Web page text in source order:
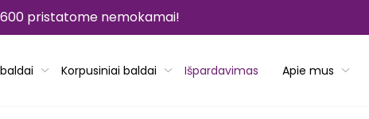
pristatome nemokamai!
Korpusiniai baldai Išpardavimas Apie mus